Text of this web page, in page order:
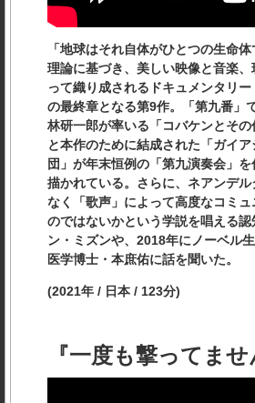
「地球はそれ自体がひとつの生命
理論に基づき、美しい映像と音楽
って織り成されるドキュメンタリ
の最終章となる第9作。「第九番」
林研一郎が率いる「コバケンとその
と本作のために結成された「ガイ
団」が年末恒例の「第九演奏会」
描かれている。さらに、ネアンデ
なく「歌声」によって高度なコミ
のではないかという学説を唱える
ン・ミズンや、2018年にノーベル
医学博士・本庶佑に話を聞いた。
(2021年 / 日本 / 123分)
『一度も撃ってませ